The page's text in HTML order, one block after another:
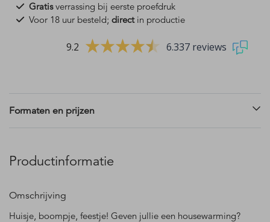
Gratisverrassing bij eerste proefdruk
Voor 18 uur besteld; directin productie
9.2 6.337 reviews
Formaten en prijzen
Productinformatie
Omschrijving
Huisje, boompje, feestje! Geven jullie een housewarming?